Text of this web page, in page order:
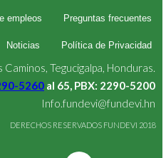
empleos Preguntas frecuentes
Noticias Política de Privacidad
Tegucigalpa, Honduras.
5260 al 65, PBX: 2290-5200
Info.fundevi@fundevi.hn
DERECHOS RESERVADOS FUNDEVI 2018